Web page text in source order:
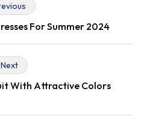
For Summer 2024
Next
With Attractive Colors